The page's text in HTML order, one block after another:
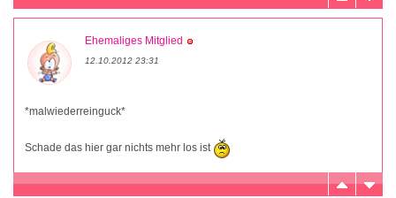
Ehemaliges Mitglied
12.10.2012 23:31
*malwiederreinguck*
Schade das hier gar nichts mehr los ist